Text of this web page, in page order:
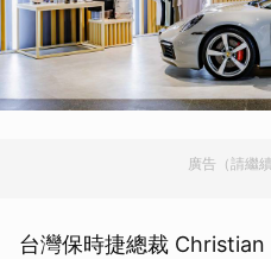
廣告（請繼
台灣保時捷總裁